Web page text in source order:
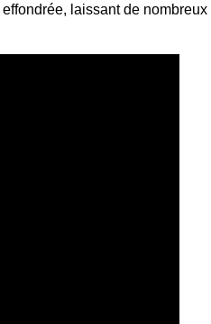
laissant de nombreux